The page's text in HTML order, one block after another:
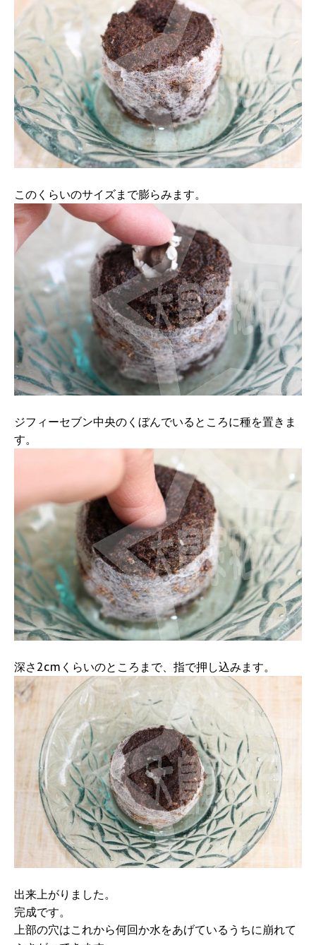
このくらいのサイズまで膨らみます。
ジフィーセブン中央のくぼんでいるところに種を置きま
す。
深さ2cmくらいのところまで、指で押し込みます。
出来上がりました。
完成です。
上部の穴はこれから何回か水をあげているうちに崩れて